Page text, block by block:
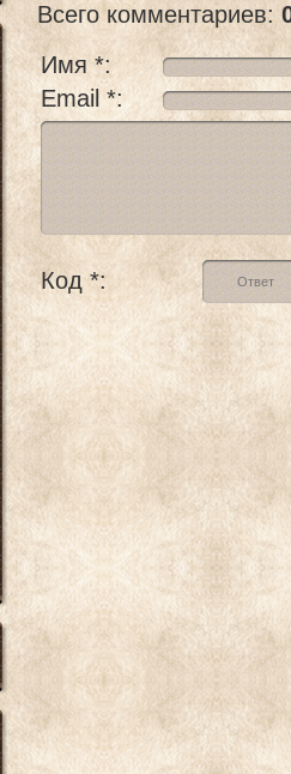
Всего комментариев:
Имя *:
Email *:
Код *: